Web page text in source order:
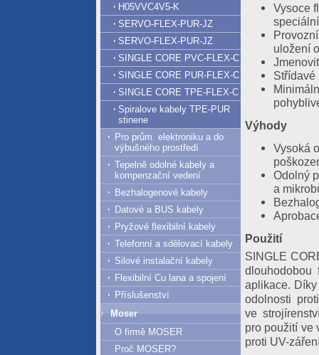
Vysoce
uložení
Střídavé
Výhody
Vysoká
Odolný
a
Použití
SINGLE
dlouhodobou
aplikace.
odolnosti
ve
pro použití ve
proti UV-
H05VVC4V5-K
SERVO-FLEX-PUR-JZ
SERVO-FLEX-PUR-JZ
SINGLE CORE PVC-FLEX-C
SINGLE CORE PUR-FLEX-C
SINGLE CORE TPE-FLEX-C
Spiralove kabely TPE-PUR
stinene
Pro prům. elektroniku a do
výbušného prostředí
Tepelně odolné kabely a
kompenzační vedení
Bezhalogenové kabely
Datové a BUS kabely
Pryžové flexibilní kabely
Telefonní a sdělovací kabely
Silové instalační kabely
Flexibilní Cu lana a spojení
Příslušenství
Moser
O firmě MOSER
Proč MOSER?